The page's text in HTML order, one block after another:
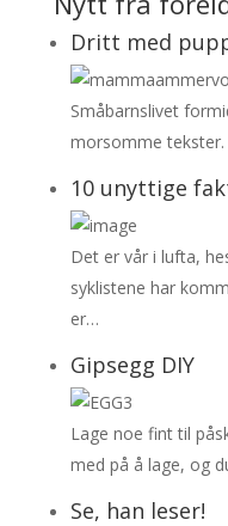
Dritt med
Småbarnslivet
morsomme
10 unyttige
Det er vår i lufta,
syklistene har
er…
Gipsegg DIY
Lage noe fint til
med på å lage, og
Se, han leser!